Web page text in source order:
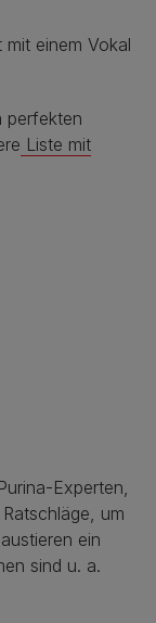
einem Vokal
perfekten
Liste mit
Experten,
um
ein
sind u. a.